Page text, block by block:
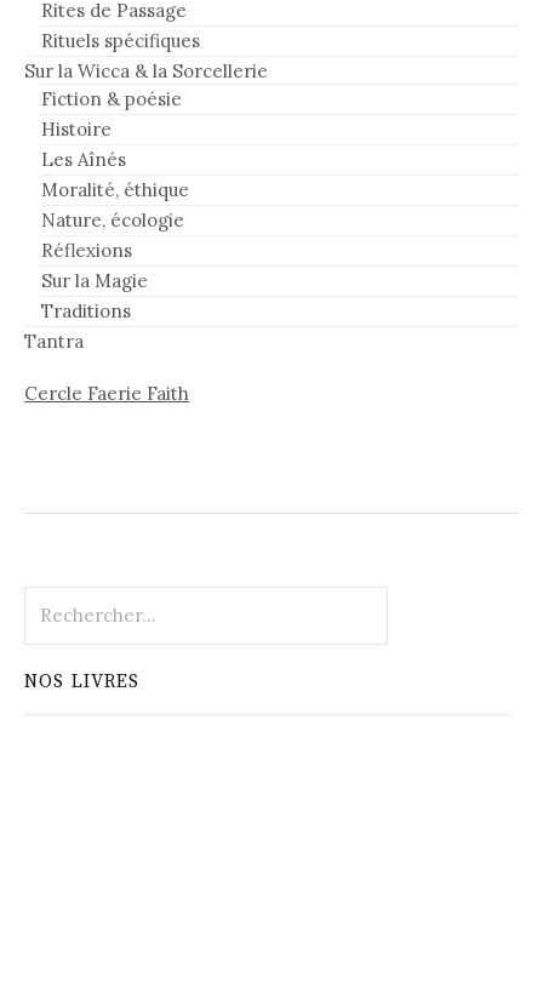
Rites de Passage
Rituels spécifiques
Sur la Wicca & la Sorcellerie
Fiction & poésie
Histoire
Les Aînés
Moralité, éthique
Nature, écologie
Réflexions
Sur la Magie
Traditions
Tantra
Cercle Faerie Faith
NOS LIVRES